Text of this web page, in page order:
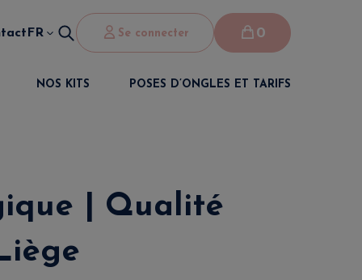
FR Se connecter 0
NOS KITS POSES D’ONGLES ET TARIFS
| Qualité